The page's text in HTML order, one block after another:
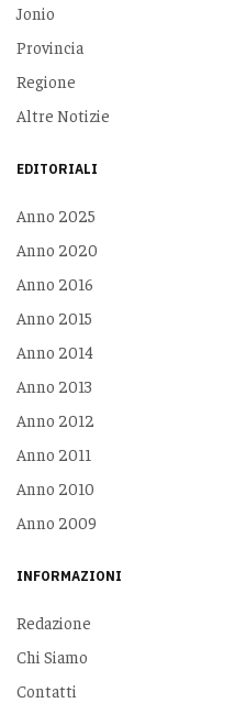
Jonio
Provincia
Regione
Altre Notizie
EDITORIALI
Anno 2025
Anno 2020
Anno 2016
Anno 2015
Anno 2014
Anno 2013
Anno 2012
Anno 2011
Anno 2010
Anno 2009
INFORMAZIONI
Redazione
Chi Siamo
Contatti